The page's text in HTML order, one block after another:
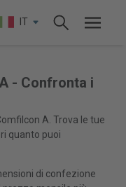
IT
- Confronta i
A. Trova le tue
quanto puoi
di confezione